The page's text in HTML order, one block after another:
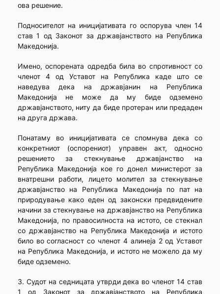
ова решение.
Подносителот на иницијативата го оспорува член 14
став 1 од Законот за државјанството на Република
Македонија.
Имено, оспорената одредба била во спротивност со
членот 4 од Уставот на Република каде што се
наведува дека на државјанин на Република
Македонија не може да му биде одземено
државјанството, ниту да биде протеран или предаден
на друга држава.
Понатаму во иницијативата се спомнува дека со
конкретниот (оспорениот) управен акт, односно
решението за стекнување државјанство на
Република Македонија кое го донел министерот за
внатрешни работи, лицето молител за стекнување
државјанство на Република Македонија по пат на
природување како еден од законски предвидените
начини за стекнување на државјанство на Република
Македонија, по правосилноста на истото, се стекнал
со државјанство на Република Македонија и истото
било во согласност со членот 4 алинеја 2 од Уставот
на Република Македонија, и истото не можело да му
биде одземено.
3. Судот на седницата утврди дека во членот 14 став
1 од Законот за државјанството на Република